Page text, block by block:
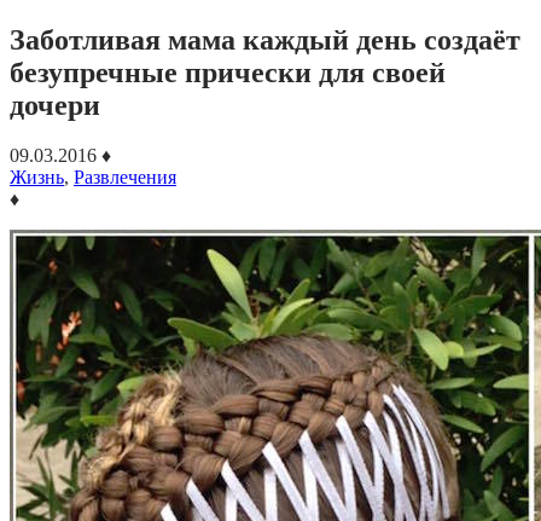
Заботливая мама каждый день создаёт
безупречные прически для своей
дочери
09.03.2016 ♦
Жизнь, Развлечения
♦